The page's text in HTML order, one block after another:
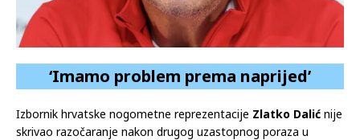
‘Imamo problem prema naprijed’
Izbornik hrvatske nogometne reprezentacije Zlatko Dalić nije
skrivao razočaranje nakon drugog uzastopnog poraza u